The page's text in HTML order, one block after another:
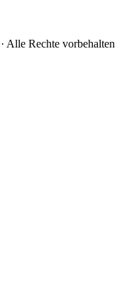
Rechte vorbehalten